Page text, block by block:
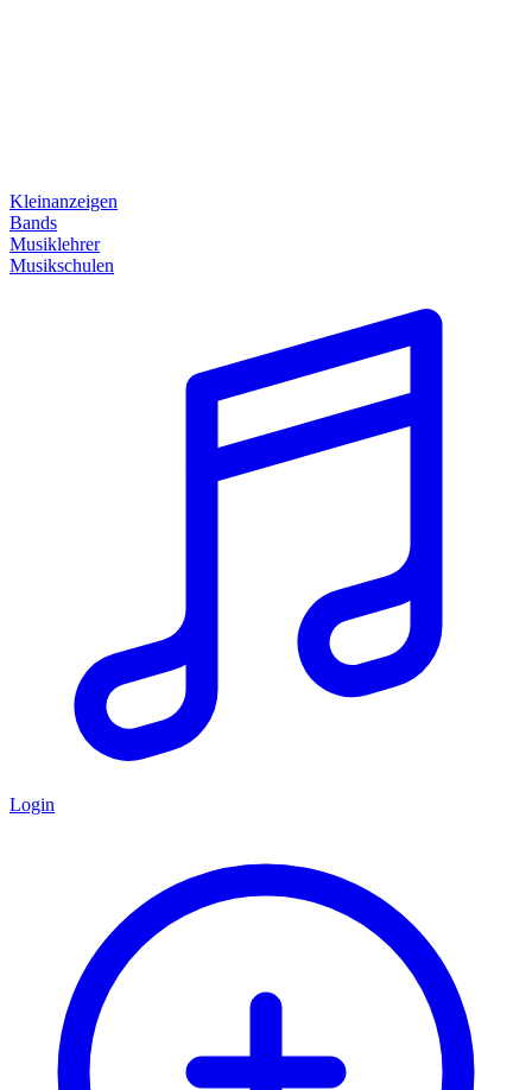
Kleinanzeigen
Bands
Musiklehrer
Musikschulen
Login